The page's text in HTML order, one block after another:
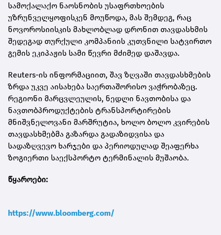
სამოქალაქო ნაოსნობის უსაფრთხოების
უზრუნველყოფისკენ მოუწოდა, მას შემდეგ, რაც
ნოვოროსიისკის მახლობლად დრონით თავდასხმის
შედეგად თურქული კომპანიის კუთვნილი სატვირთო
გემის ეკიპაჟის სამი წევრი მძიმედ დაშავდა.
Reuters-ის ინფორმაციით, შავ ზღვაში თავდასხმების
ზრდა უკვე აისახება საერთაშორისო ვაჭრობაზეც.
რეგიონი მარცვლეულის, ნედლი ნავთობისა და
ნავთობპროდუქტების ტრანსპორტირების
მნიშვნელოვანი მარშრუტია, ხოლო ბოლო კვირების
თავდასხმებმა გაზარდა გადაზიდვისა და
სადაზღვევო ხარჯები და პერიოდულად შეაფერხა
ზოგიერთი საექსპორტო ტერმინალის მუშაობა.
წყაროები:
https://www.bloomberg.com/